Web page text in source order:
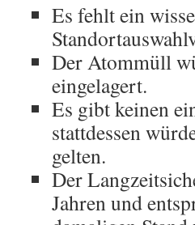
Es fehlt ein
Der Atommüll
eingelagert.
Es gibt keinen
stattdessen
gelten.
Der
Jahren und